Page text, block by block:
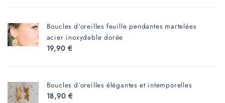
Boucles d'oreilles feuille pendantes martelées
acier inoxydable dorée
19,90 €
Boucles d’oreilles élégantes et intemporelles
18,90 €